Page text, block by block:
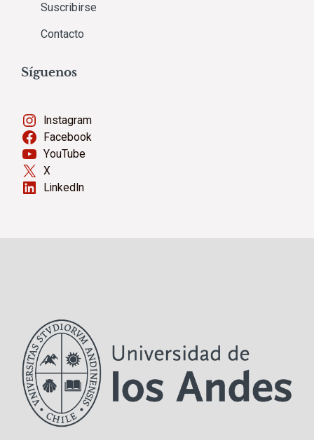
Suscribirse
Contacto
Síguenos
Instagram
Facebook
YouTube
X
LinkedIn